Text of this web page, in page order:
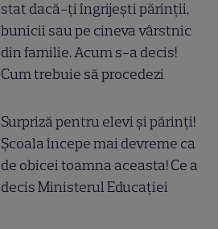
stat dacă-ți îngrijești părinții,
bunicii sau pe cineva vârstnic
din familie. Acum s-a decis!
Cum trebuie să procedezi
Surpriză pentru elevi și părinți!
Școala începe mai devreme ca
de obicei toamna aceasta! Ce a
decis Ministerul Educației